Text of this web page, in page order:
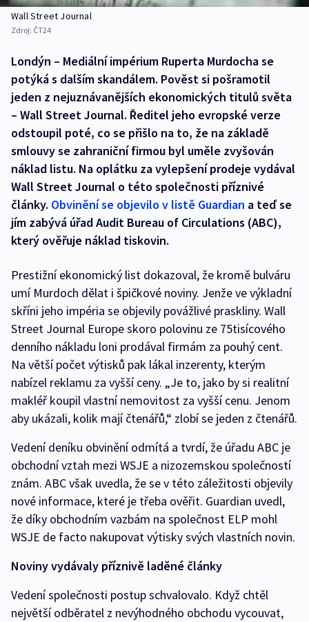
Wall Street Journal
Zdroj: ČT24
Londýn – Mediální impérium Ruperta Murdocha se
potýká s dalším skandálem. Pověst si pošramotil
jeden z nejuznávanějších ekonomických titulů světa
– Wall Street Journal. Ředitel jeho evropské verze
odstoupil poté, co se přišlo na to, že na základě
smlouvy se zahraniční firmou byl uměle zvyšován
náklad listu. Na oplátku za vylepšení prodeje vydával
Wall Street Journal o této společnosti příznivé
články. Obvinění se objevilo v listě Guardian a teď se
jím zabývá úřad Audit Bureau of Circulations (ABC),
který ověřuje náklad tiskovin.
Prestižní ekonomický list dokazoval, že kromě bulváru
umí Murdoch dělat i špičkové noviny. Jenže ve výkladní
skříni jeho impéria se objevily povážlivé praskliny. Wall
Street Journal Europe skoro polovinu ze 75tisícového
denního nákladu loni prodával firmám za pouhý cent.
Na větší počet výtisků pak lákal inzerenty, kterým
nabízel reklamu za vyšší ceny. „Je to, jako by si realitní
makléř koupil vlastní nemovitost za vyšší cenu. Jenom
aby ukázali, kolik mají čtenářů,“ zlobí se jeden z čtenářů.
Vedení deníku obvinění odmítá a tvrdí, že úřadu ABC je
obchodní vztah mezi WSJE a nizozemskou společností
znám. ABC však uvedla, že se v této záležitosti objevily
nové informace, které je třeba ověřit. Guardian uvedl,
že díky obchodním vazbám na společnost ELP mohl
WSJE de facto nakupovat výtisky svých vlastních novin.
Noviny vydávaly příznivě laděné články
Vedení společnosti postup schvalovalo. Když chtěl
největší odběratel z nevýhodného obchodu vycouvat,